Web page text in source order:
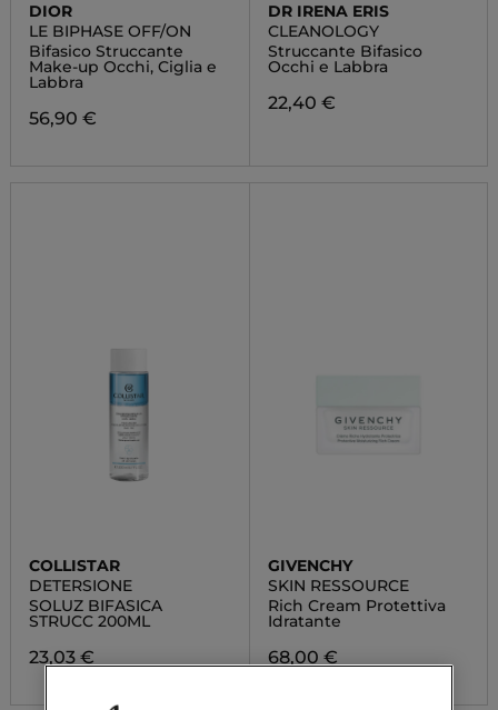
DIOR
LE BIPHASE OFF/ON
Bifasico Struccante
Make-up Occhi, Ciglia e
Labbra
56,90 €
DR IRENA ERIS
CLEANOLOGY
Struccante Bifasico
Occhi e Labbra
22,40 €
COLLISTAR
DETERSIONE
SOLUZ BIFASICA
STRUCC 200ML
23,03 €
GIVENCHY
SKIN RESSOURCE
Rich Cream Protettiva
Idratante
68,00 €